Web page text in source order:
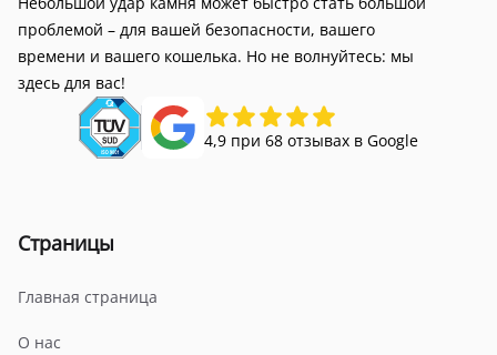
проблемой – для вашей безопасности, вашего
времени и вашего кошелька. Но не волнуйтесь: мы
здесь для вас!
4,9 при 68 отзывах в Google
Страницы
Главная страница
О нас